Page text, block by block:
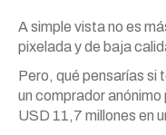
A simple vista no es
pixelada y de baja
Pero, qué pensarías si
un comprador
USD 11,7 millones en